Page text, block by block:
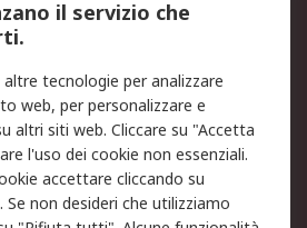
Informativa Privacy -
Aggiornata
Termini d'uso
Condizioni generali di
servizio
il servizio che
tecnologie per analizzare
web, per personalizzare e
altri siti web. Cliccare su "Accetta
l'uso dei cookie non essenziali.
accettare cliccando su
Se non desideri che utilizziamo